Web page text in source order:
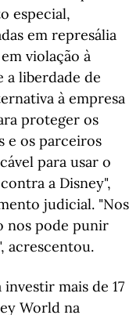
especial,
em represália
violação à
a liberdade de
à empresa
proteger os
e os parceiros
para usar o
a Disney",
judicial. "Nos
nos pode punir
acrescentou.
mais de 17
World na